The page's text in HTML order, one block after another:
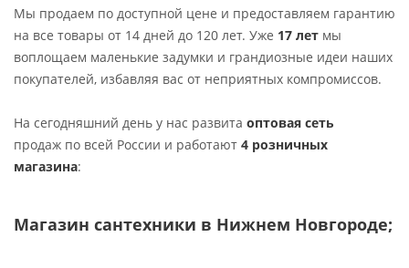
Мы продаем по доступной цене и предоставляем гарантию
на все товары от 14 дней до 120 лет. Уже 17 лет мы
воплощаем маленькие задумки и грандиозные идеи наших
покупателей, избавляя вас от неприятных компромиссов.
На сегодняшний день у нас развита оптовая сеть
продаж по всей России и работают 4 розничных
магазина:
Магазин сантехники в Нижнем Новгороде;